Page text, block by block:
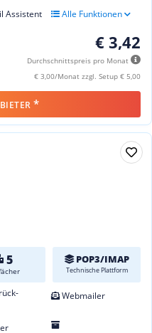
Assistent Alle Funktionen
€ 3,42
Durchschnittspreis pro Monat
€ 3,00/Monat zzgl. Setup € 5,00
*
5 POP3/IMAP
Technische Plattform
Webmailer